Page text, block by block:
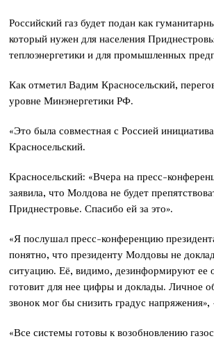
Российский газ будет подан как
который нужен для населения
теплоэнергетики и для промышленных
Как отметил Вадим Красносельский,
уровне Минэнергетики РФ.
«Это была совместная с Россией
Красносельский.
Красносельский: «Вчера на пресс-
заявила, что Молдова не будет
Приднестровье. Спасибо ей за это».
«Я послушал пресс-конференцию
понятно, что президенту Молдовы не
ситуацию. Её, видимо, дезинформируют ее
готовит для нее цифры и доклады. Личное
звонок мог бы снизить градус
«Все системы готовы к возобновлению